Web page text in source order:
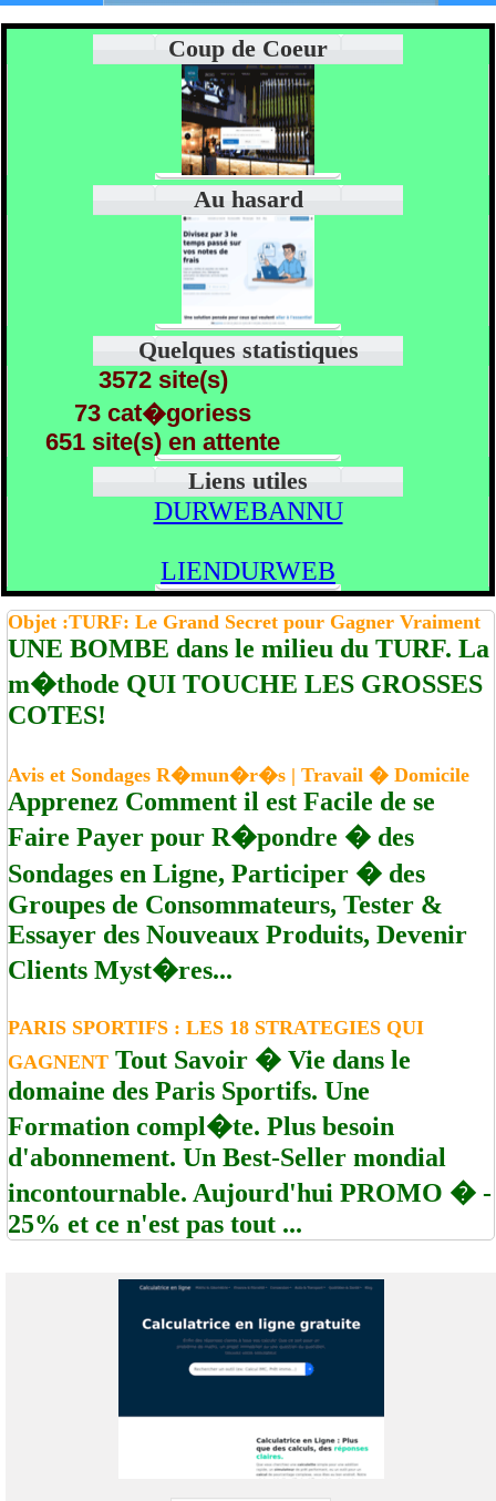
Coup de Coeur
Au hasard
Quelques statistiques
3572 site(s)
73 cat�goriess
651 site(s) en attente
Liens utiles
DURWEBANNU
LIENDURWEB
Objet :TURF: Le Grand Secret pour Gagner Vraiment
UNE BOMBE dans le milieu du TURF. La
m�thode QUI TOUCHE LES GROSSES
COTES!
Avis et Sondages R�mun�r�s | Travail � Domicile
Apprenez Comment il est Facile de se
Faire Payer pour R�pondre � des
Sondages en Ligne, Participer � des
Groupes de Consommateurs, Tester &
Essayer des Nouveaux Produits, Devenir
Clients Myst�res...
PARIS SPORTIFS : LES 18 STRATEGIES QUI
GAGNENT Tout Savoir � Vie dans le
domaine des Paris Sportifs. Une
Formation compl�te. Plus besoin
d'abonnement. Un Best-Seller mondial
incontournable. Aujourd'hui PROMO � -
25% et ce n'est pas tout ...